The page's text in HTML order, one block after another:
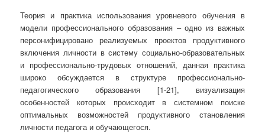
Теория и практика использования уровневого обучения в
модели профессионального образования – одно из важных
персонифицировано реализуемых проектов продуктивного
включения личности в систему социально-образовательных
и профессионально-трудовых отношений, данная практика
широко обсуждается в структуре профессионально-
педагогического образования [1-21], визуализация
особенностей которых происходит в системном поиске
оптимальных возможностей продуктивного становления
личности педагога и обучающегося.